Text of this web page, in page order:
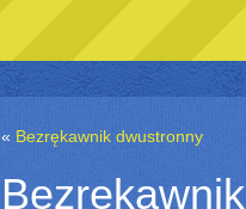
« Bezrękawnik dwustronny
Bezrękawnik